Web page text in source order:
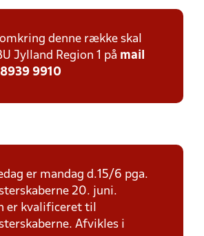
denne række skal
Jylland Region 1 på mail
8939 9910
er mandag d.15/6 pga.
20. juni.
er kvalificeret til
Afvikles i